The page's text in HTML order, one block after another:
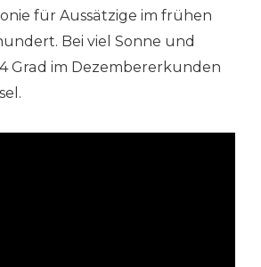
für Aussätzige im frühen
Bei viel Sonne und
Grad im Dezembererkunden